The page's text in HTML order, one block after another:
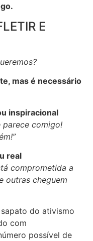
E
mas é necessário
inspiracional
parece comigo!
real
comprometida a
outras cheguem
do ativismo
com
possível de